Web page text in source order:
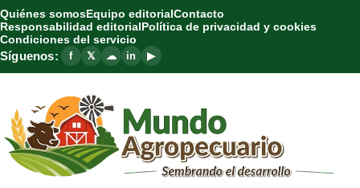
Quiénes somosEquipo editorialContacto
Responsabilidad editorialPolítica de privacidad y cookies
Condiciones del servicio
Síguenos: f 𝕏 ☁ in ▶